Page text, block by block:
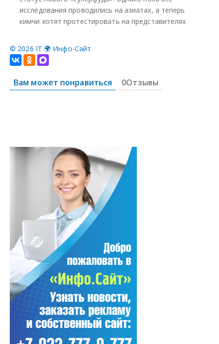
© 2026 IT 🌍 Инфо-Сайт
Вам может понравиться 0Отзывы